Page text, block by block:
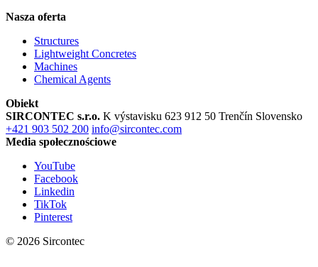
Nasza oferta
Structures
Lightweight Concretes
Machines
Chemical Agents
Obiekt
SIRCONTEC s.r.o. K výstavisku 623 912 50 Trenčín Slovensko
+421 903 502 200 info@sircontec.com
Media społecznościowe
YouTube
Facebook
Linkedin
TikTok
Pinterest
© 2026 Sircontec